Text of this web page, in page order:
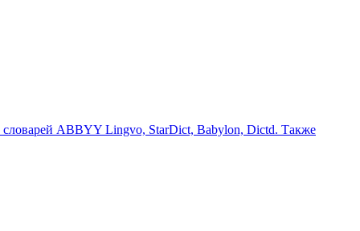
ABBYY Lingvo, StarDict, Babylon, Dictd. Также